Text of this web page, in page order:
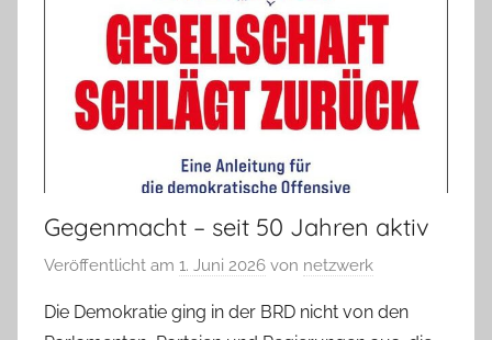
Gegenmacht – seit 50 Jahren aktiv
Veröffentlicht am 1. Juni 2026 von netzwerk
Die Demokratie ging in der BRD nicht von den